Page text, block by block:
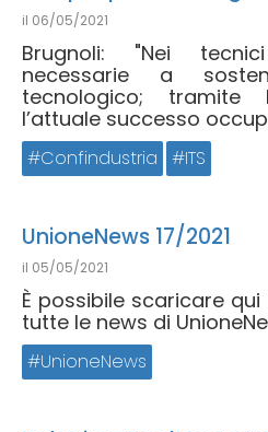
il 06/05/2021
Brugnoli: "Nei
necessarie a
tecnologico;
l’attuale successo
Confindustria ITS
UnioneNews 17/2021
il 05/05/2021
È possibile scaricare
tutte le news di
UnioneNews